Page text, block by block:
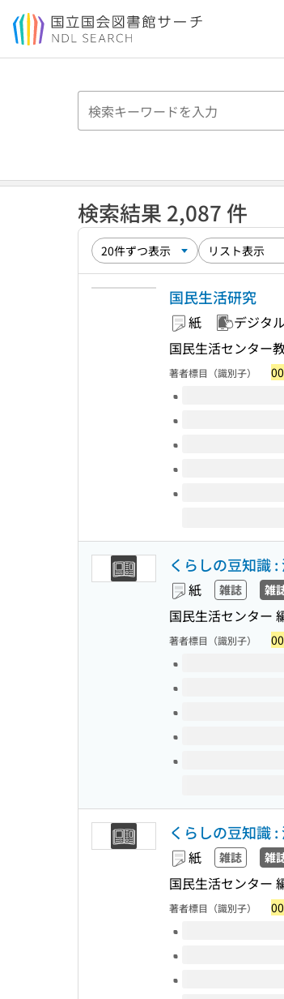
本文へ移動
検索結果 2,087 件
国民生活研究
紙 デジタル
国民生活センター
著者標目（識別子）
このタイトルの巻号
くらしの豆知識
紙 雑誌 雑
国民生活センター
著者標目（識別子）
このタイトルの巻号
くらしの豆知識
紙 雑誌 雑
国民生活センター
著者標目（識別子）
このタイトルの巻号